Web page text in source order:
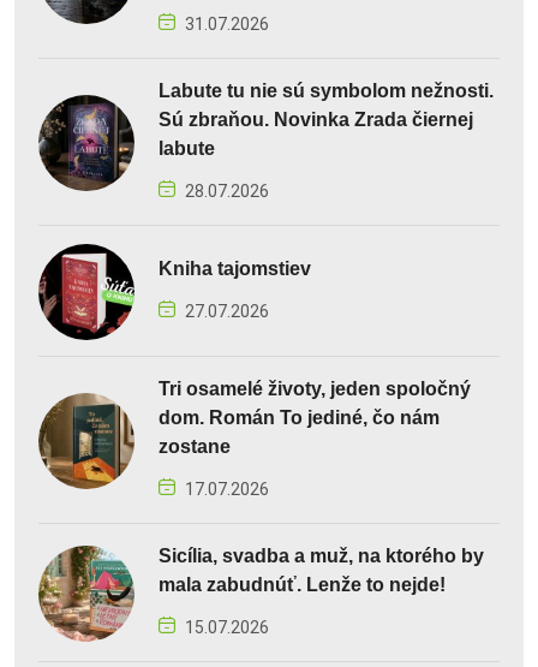
31.07.2026
Labute tu nie sú symbolom nežnosti.
Sú zbraňou. Novinka Zrada čiernej
labute
28.07.2026
Kniha tajomstiev
27.07.2026
Tri osamelé životy, jeden spoločný
dom. Román To jediné, čo nám
zostane
17.07.2026
Sicília, svadba a muž, na ktorého by
mala zabudnúť. Lenže to nejde!
15.07.2026